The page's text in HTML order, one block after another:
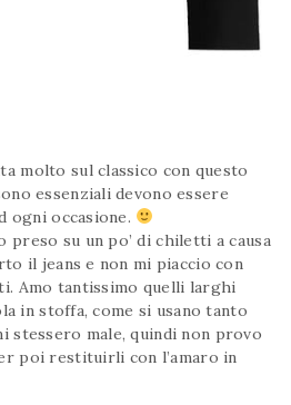
molto sul classico con questo
essenziali devono essere
ogni occasione.
su un po’ di chiletti a causa
il jeans e non mi piaccio con
Amo tantissimo quelli larghi
in stoffa, come si usano tanto
stessero male, quindi non provo
poi restituirli con l’amaro in